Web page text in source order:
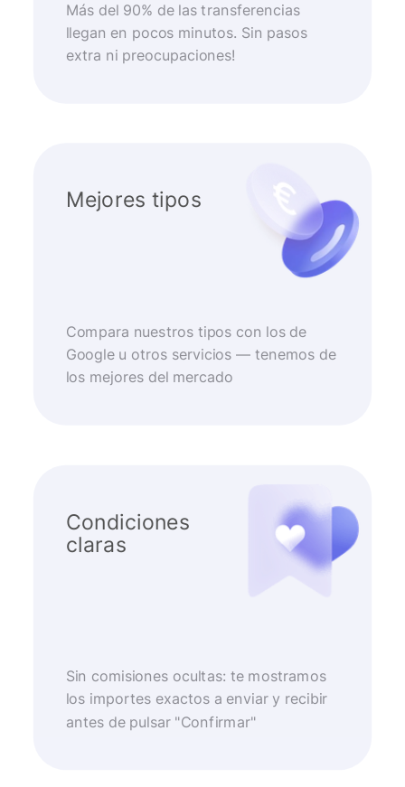
Más del 90% de las transferencias
llegan en pocos minutos. Sin pasos
extra ni preocupaciones!
Mejores tipos
Compara nuestros tipos con los de
Google u otros servicios — tenemos de
los mejores del mercado
Condiciones
claras
Sin comisiones ocultas: te mostramos
los importes exactos a enviar y recibir
antes de pulsar "Confirmar"